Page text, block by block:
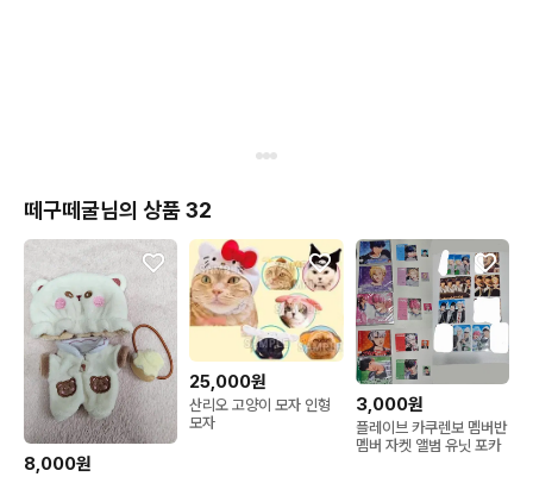
떼구떼굴님의 상품 32
8,000원
25,000원
산리오 고양이 모자 인형
모자
3,000원
플레이브 카쿠렌보 멤버반
멤버 자켓 앨범 유닛 포카